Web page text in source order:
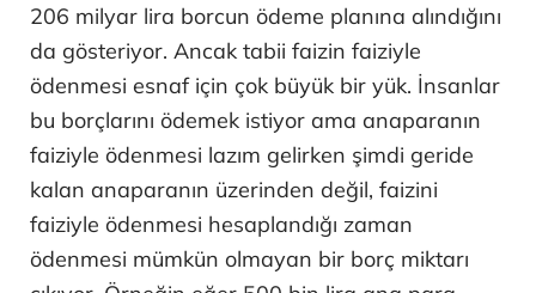
206 milyar lira borcun ödeme planına alındığını
da gösteriyor. Ancak tabii faizin faiziyle
ödenmesi esnaf için çok büyük bir yük. İnsanlar
bu borçlarını ödemek istiyor ama anaparanın
faiziyle ödenmesi lazım gelirken şimdi geride
kalan anaparanın üzerinden değil, faizini
faiziyle ödenmesi hesaplandığı zaman
ödenmesi mümkün olmayan bir borç miktarı